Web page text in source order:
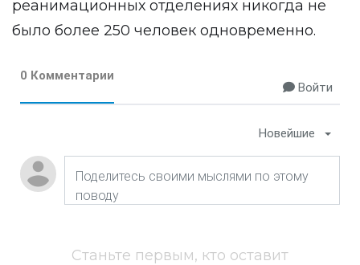
реанимационных отделениях никогда не
было более 250 человек одновременно.
0 Комментарии
Войти
Новейшие
Станьте первым, кто оставит